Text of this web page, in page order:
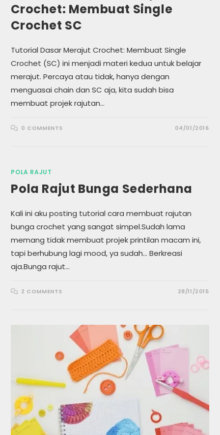
Crochet: Membuat Single
Crochet SC
Tutorial Dasar Merajut Crochet: Membuat Single
Crochet (SC) ini menjadi materi kedua untuk belajar
merajut. Percaya atau tidak, hanya dengan
menguasai chain dan SC aja, kita sudah bisa
membuat projek rajutan…
0 COMMENTS 04/01/2016
POLA RAJUT
Pola Rajut Bunga Sederhana
Kali ini aku posting tutorial cara membuat rajutan
bunga crochet yang sangat simpel.Sudah lama
memang tidak membuat projek printilan macam ini,
tapi berhubung lagi mood, ya sudah... Berkreasi
aja.Bunga rajut…
2 COMMENTS 28/11/2015